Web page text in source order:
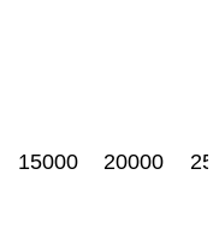
15000 20000